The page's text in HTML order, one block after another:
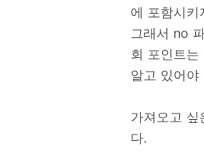
에 포함시키
그래서 no
회 포인트
알고 있어
가져오고
다.